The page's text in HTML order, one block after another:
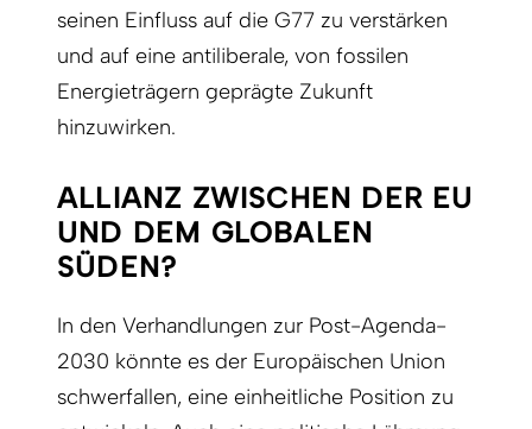
seinen Einfluss auf die G77 zu verstärken
und auf eine antiliberale, von fossilen
Energieträgern geprägte Zukunft
hinzuwirken.
ALLIANZ ZWISCHEN DER EU
UND DEM GLOBALEN
SÜDEN?
In den Verhandlungen zur Post-Agenda-
2030 könnte es der Europäischen Union
schwerfallen, eine einheitliche Position zu